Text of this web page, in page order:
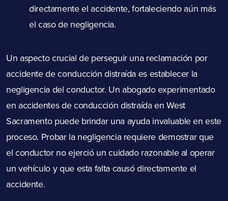
directamente el accidente, fortaleciendo aún más
el caso de negligencia.
Un aspecto crucial de perseguir una reclamación por
accidente de conducción distraída es establecer la
negligencia del conductor. Un abogado experimentado
en accidentes de conducción distraída en West
Sacramento puede brindar una ayuda invaluable en este
proceso. Probar la negligencia requiere demostrar que
el conductor no ejerció un cuidado razonable al operar
un vehículo y que esta falta causó directamente el
accidente.